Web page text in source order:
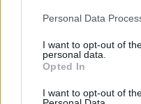
Personal Data
I want to opt-out of
personal data.
Opted In
I want to opt-out of